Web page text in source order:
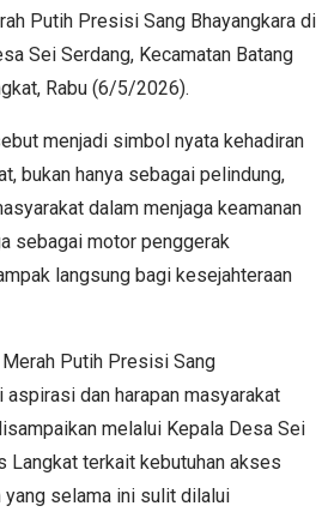
Putih Presisi Sang Bhayangkara di
Sei Serdang, Kecamatan Batang
Rabu (6/5/2026).
menjadi simbol nyata kehadiran
bukan hanya sebagai pelindung,
dalam menjaga keamanan
sebagai motor penggerak
langsung bagi kesejahteraan
Putih Presisi Sang
aspirasi dan harapan masyarakat
melalui Kepala Desa Sei
Langkat terkait kebutuhan akses
yang selama ini sulit dilalui